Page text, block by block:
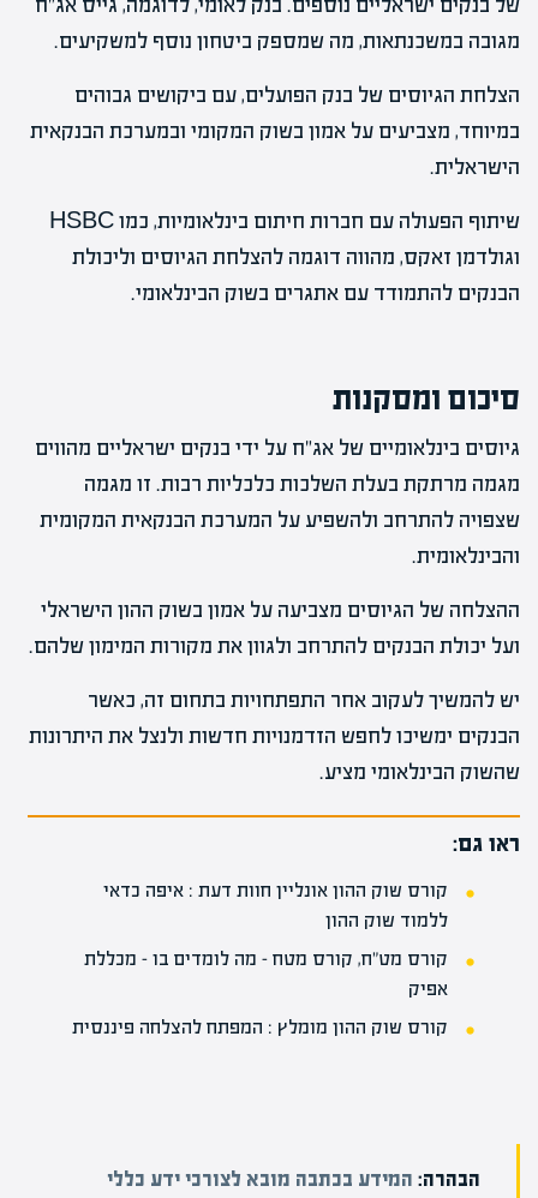
של בנקים ישראליים נוספים. בנק לאומי, לדוגמה, גייס אג"ח
מגובה במשכנתאות, מה שמספק ביטחון נוסף למשקיעים.
הצלחת הגיוסים של בנק הפועלים, עם ביקושים גבוהים
במיוחד, מצביעים על אמון בשוק המקומי ובמערכת הבנקאית
הישראלית.
שיתוף הפעולה עם חברות חיתום בינלאומיות, כמו HSBC
וגולדמן זאקס, מהווה דוגמה להצלחת הגיוסים וליכולת
הבנקים להתמודד עם אתגרים בשוק הבינלאומי.
סיכום ומסקנות
גיוסים בינלאומיים של אג"ח על ידי בנקים ישראליים מהווים
מגמה מרתקת בעלת השלכות כלכליות רבות. זו מגמה
שצפויה להתרחב ולהשפיע על המערכת הבנקאית המקומית
והבינלאומית.
ההצלחה של הגיוסים מצביעה על אמון בשוק ההון הישראלי
ועל יכולת הבנקים להתרחב ולגוון את מקורות המימון שלהם.
יש להמשיך לעקוב אחר התפתחויות בתחום זה, כאשר
הבנקים ימשיכו לחפש הזדמנויות חדשות ולנצל את היתרונות
שהשוק הבינלאומי מציע.
ראו גם:
קורס שוק ההון אונליין חוות דעת : איפה כדאי
ללמוד שוק ההון
קורס מט"ח, קורס מטח – מה לומדים בו – מכללת
אפיק
קורס שוק ההון מומלץ : המפתח להצלחה פיננסית
הבהרה: המידע בכתבה מובא לצורכי ידע כללי